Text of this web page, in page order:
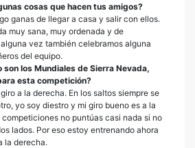
cosas que hacen tus amigos?
ganas de llegar a casa y salir con ellos.
muy sana, muy ordenada y de
vez también celebramos alguna
del equipo.
los Mundiales de Sierra Nevada,
esta competición?
a la derecha. En los saltos siempre se
yo soy diestro y mi giro bueno es a la
no puntúas casi nada si no
lados. Por eso estoy entrenando ahora
la derecha.